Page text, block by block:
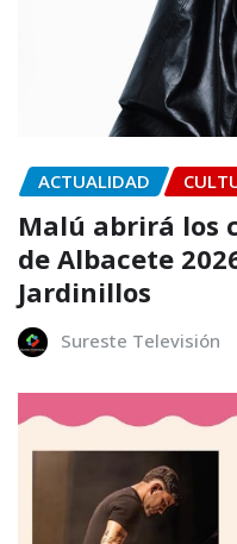
ACTUALIDAD
Malú abrirá los
de Albacete
Jardinillos
Sureste Televisión